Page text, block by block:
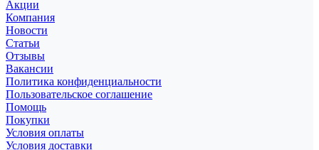
Акции
Компания
Новости
Статьи
Отзывы
Вакансии
Политика конфиденциальности
Пользовательское соглашение
Помощь
Покупки
Условия оплаты
Условия доставки